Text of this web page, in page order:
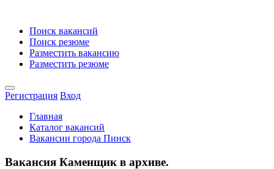
Поиск вакансий
Поиск резюме
Разместить вакансию
Разместить резюме
Регистрация Вход
Главная
Каталог вакансий
Вакансии города Пинск
Вакансия Каменщик в архиве.